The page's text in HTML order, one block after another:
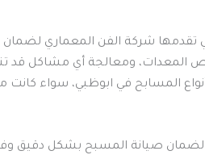
شركة الفن المعماري لضمان
ومعالجة أي مشاكل قد
المسابح في ابوظبي، سواء
صيانة المسبح بشكل دقيق